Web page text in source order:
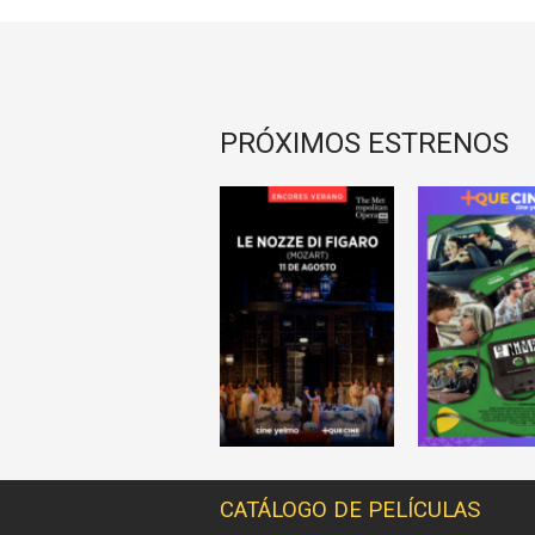
PRÓXIMOS ESTRENOS
CATÁLOGO DE PELÍCULAS